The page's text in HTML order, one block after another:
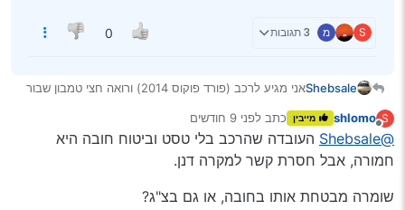
S מ 3 תגובות 0
Shebsale
אני מגיע לרכב (פורד פוקוס 2014) ורואה חצי טמבון שבור
יש להם מצלמה על האזור” (ב"ה שזה קרה בשכונה חרדית),
לאחר בדיקה במצלמות רואים די בבירור את הפגיעה
(מצורף סרטון), כרגע מלבד מספר רכב אין לי שום פרטים
מבוטחת בשומרה,
S
מנותק
shlomo מייבין כתב לפני 9 חודשים
נערך לאחרונה על ידי
@Shebsale
העובדה שהרכב בלי טסט וביטוח חובה היא
חמורה, אבל חסרת קשר למקרה דנן.
שומרה מבטחת אותו בחובה, או גם בצ"ג?